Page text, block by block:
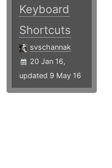
Keyboard
Shortcuts
svschannak
20 Jan 16,
updated 9 May 16